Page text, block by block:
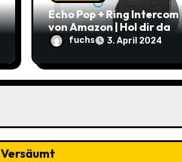
Echo Pop + Ring Intercom
von Amazon | Hol dir das
smarte Zuhause zum
Schnäppchenpreis!
fuchs 3. April 2024
Versäumt